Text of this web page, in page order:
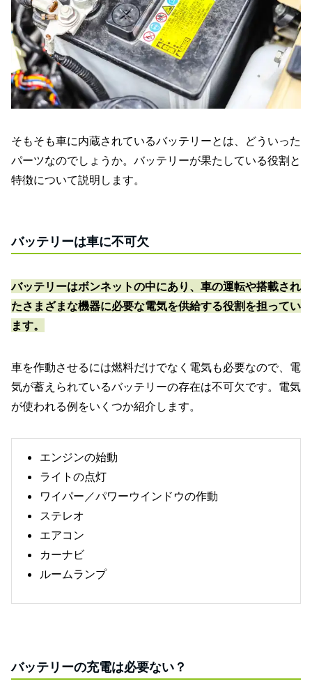
そもそも車に内蔵されているバッテリーとは、どういった
パーツなのでしょうか。バッテリーが果たしている役割と
特徴について説明します。
バッテリーは車に不可欠
バッテリーはボンネットの中にあり、車の運転や搭載され
たさまざまな機器に必要な電気を供給する役割を担ってい
ます。
車を作動させるには燃料だけでなく電気も必要なので、電
気が蓄えられているバッテリーの存在は不可欠です。電気
が使われる例をいくつか紹介します。
エンジンの始動
ライトの点灯
ワイパー／パワーウインドウの作動
ステレオ
エアコン
カーナビ
ルームランプ
バッテリーの充電は必要ない？